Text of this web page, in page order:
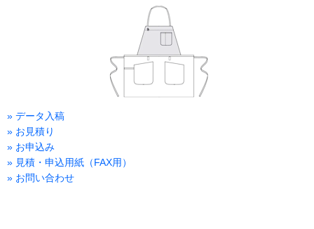
» データ入稿
» お見積り
» お申込み
» 見積・申込用紙（FAX用）
» お問い合わせ